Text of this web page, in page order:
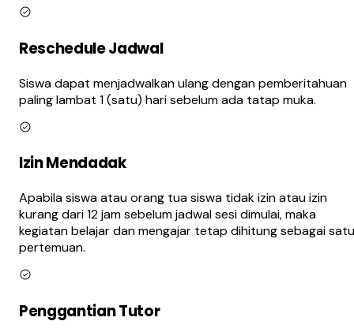
Reschedule Jadwal
Siswa dapat menjadwalkan ulang dengan pemberitahuan
paling lambat 1 (satu) hari sebelum ada tatap muka.
Izin Mendadak
Apabila siswa atau orang tua siswa tidak izin atau izin
kurang dari 12 jam sebelum jadwal sesi dimulai, maka
kegiatan belajar dan mengajar tetap dihitung sebagai satu
pertemuan.
Penggantian Tutor